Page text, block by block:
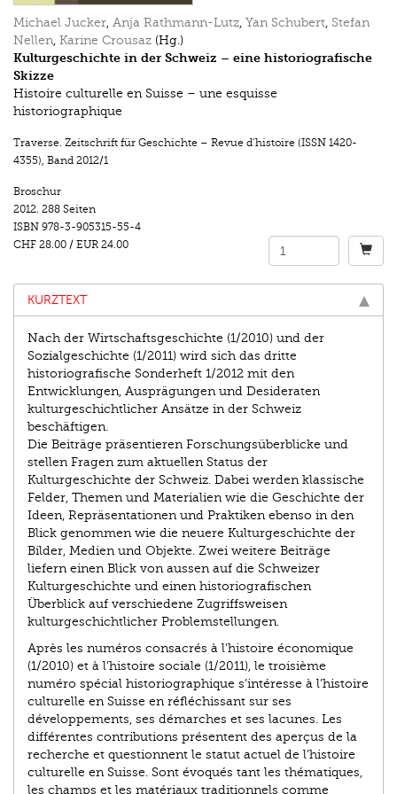
Michael Jucker, Anja Rathmann-Lutz, Yan Schubert, Stefan
Nellen, Karine Crousaz (Hg.)
Kulturgeschichte in der Schweiz – eine historiografische
Skizze
Histoire culturelle en Suisse – une esquisse
historiographique
Traverse. Zeitschrift für Geschichte – Revue d’histoire (ISSN 1420-
4355), Band 2012/1
Broschur
2012. 288 Seiten
ISBN 978-3-905315-55-4
CHF 28.00 / EUR 24.00
KURZTEXT
Nach der Wirtschaftsgeschichte (1/2010) und der
Sozialgeschichte (1/2011) wird sich das dritte
historiografische Sonderheft 1/2012 mit den
Entwicklungen, Ausprägungen und Desideraten
kulturgeschichtlicher Ansätze in der Schweiz
beschäftigen.
Die Beiträge präsentieren Forschungsüberblicke und
stellen Fragen zum aktuellen Status der
Kulturgeschichte der Schweiz. Dabei werden klassische
Felder, Themen und Materialien wie die Geschichte der
Ideen, Repräsenta­tionen und Praktiken ebenso in den
Blick genommen wie die neuere Kultur­geschichte der
Bilder, Medien und Objekte. Zwei weitere Beiträge
liefern einen Blick von aussen auf die Schweizer
Kulturgeschichte und einen historiografischen
Überblick auf verschiedene Zugriffsweisen
kulturgeschichtlicher Problemstellungen.
Après les numéros consacrés à l’histoire économique
(1/2010) et à l’histoire sociale (1/2011), le troisième
numéro spécial historiographique s’intéresse à l’histoire
culturelle en Suisse en réfléchissant sur ses
développements, ses démarches et ses lacunes. Les
différentes contributions présentent des aperçus de la
recherche et questionnent le statut actuel de l’histoire
culturelle en Suisse. Sont évoqués tant les thématiques,
les champs et les matériaux traditionnels comme